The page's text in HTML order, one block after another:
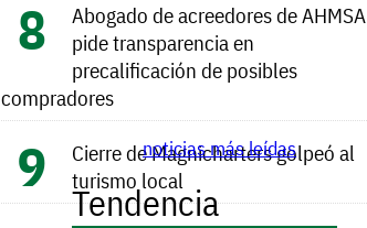
Abogado de acreedores de AHMSA
pide transparencia en
precalificación de posibles
compradores
Cierre de Magnicharters golpeó al
turismo local
noticias más leídas
Tendencia